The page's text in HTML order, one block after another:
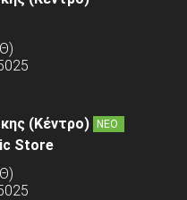
(Κέντρο) ΝΕΟ
Store